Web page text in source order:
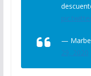
—
29, 2020